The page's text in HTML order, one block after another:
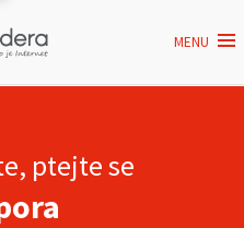
MENU
ptejte se